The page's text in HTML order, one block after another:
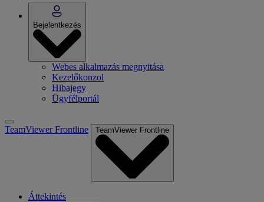
Bejelentkezés
Webes alkalmazás megnyitása
Kezelőkonzol
Hibajegy
Ügyfélportál
TeamViewer Frontline TeamViewer Frontline
Áttekintés